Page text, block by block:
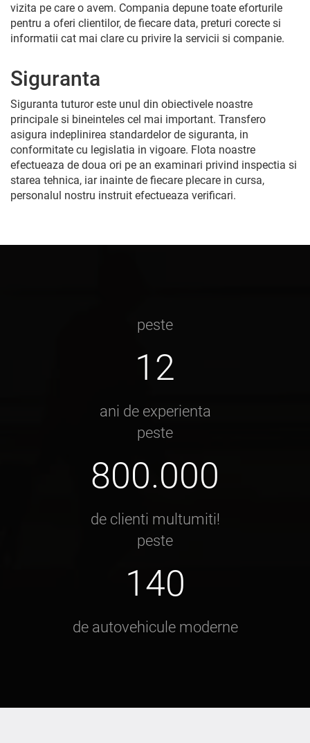
vizita pe care o avem. Compania depune toate eforturile
pentru a oferi clientilor, de fiecare data, preturi corecte si
informatii cat mai clare cu privire la servicii si companie.
Siguranta
Siguranta tuturor este unul din obiectivele noastre
principale si bineinteles cel mai important. Transfero
asigura indeplinirea standardelor de siguranta, in
conformitate cu legislatia in vigoare. Flota noastre
efectueaza de doua ori pe an examinari privind inspectia si
starea tehnica, iar inainte de fiecare plecare in cursa,
personalul nostru instruit efectueaza verificari.
peste
12
ani de experienta
peste
800.000
de clienti multumiti!
peste
140
de autovehicule moderne